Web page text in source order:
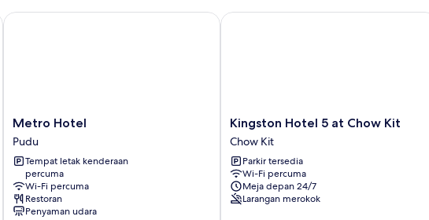
Metro
Hotel
Pudu
Metro Hotel
Pudu
Tempat letak kenderaan
percuma
Wi-Fi percuma
Restoran
Penyaman udara
Metro Hotel
Kingston
Hotel
5
at
Chow
Kit
Chow
Kingston Hotel 5 at Chow Kit
Chow Kit
Parkir tersedia
Wi-Fi percuma
Meja depan 24/7
Larangan merokok
Kingston Hotel 5 at Chow Kit